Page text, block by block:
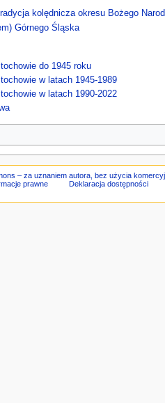
kolędnicza okresu Bożego
Górnego Śląska
do 1945 roku
w latach 1945-1989
w latach 1990-2022
– za uznaniem autora, bez użycia
prawne Deklaracja dostępności